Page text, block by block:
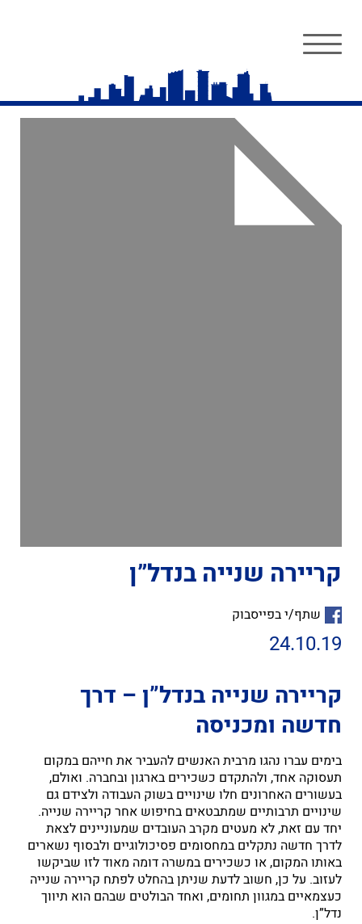
קריירה שנייה בנדל”ן
שתף/י בפייסבוק
24.10.19
קריירה שנייה בנדל”ן – דרך
חדשה ומכניסה
בימים עברו נהגו מרבית האנשים להעביר את חייהם במקום
תעסוקה אחד, ולהתקדם כשכירים בארגון ובחברה. ואולם,
בעשורים האחרונים חלו שינויים בשוק העבודה ולצידם גם
שינויים תרבותיים שמתבטאים בחיפוש אחר קריירה שנייה.
יחד עם זאת, לא מעטים מקרב העובדים שמעוניינים לצאת
לדרך חדשה נתקלים במחסומים פסיכולוגיים ולבסוף נשארים
באותו המקום, או כשכירים במשרה דומה מאוד לזו שביקשו
לעזוב. על כן, חשוב לדעת שניתן בהחלט לפתח קריירה שנייה
כעצמאיים במגוון תחומים, ואחד הבולטים שבהם הוא תיווך
נדל”ן.